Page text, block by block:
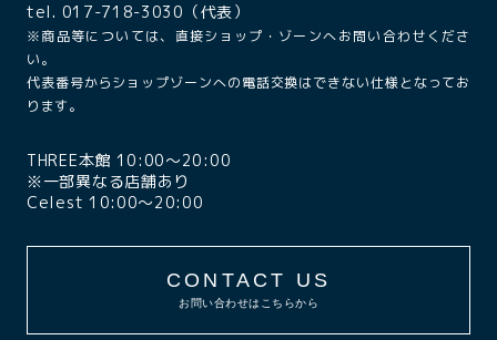
tel. 017-718-3030（代表）
※商品等については、直接ショップ・ゾーンへお問い合わせくださ
い。
代表番号からショップゾーンへの電話交換はできない仕様となってお
ります。
THREE本館 10:00〜20:00
※一部異なる店舗あり
Celest 10:00〜20:00
CONTACT US
お問い合わせはこちらから